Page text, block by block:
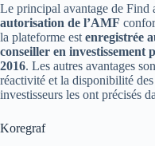
Le principal avantage de Find
autorisation de l’AMF
la plateforme est enregistrée
conseiller en
2016. Les autres avantages
réactivité et la disponibilité
investisseurs les ont précisés
Koregraf